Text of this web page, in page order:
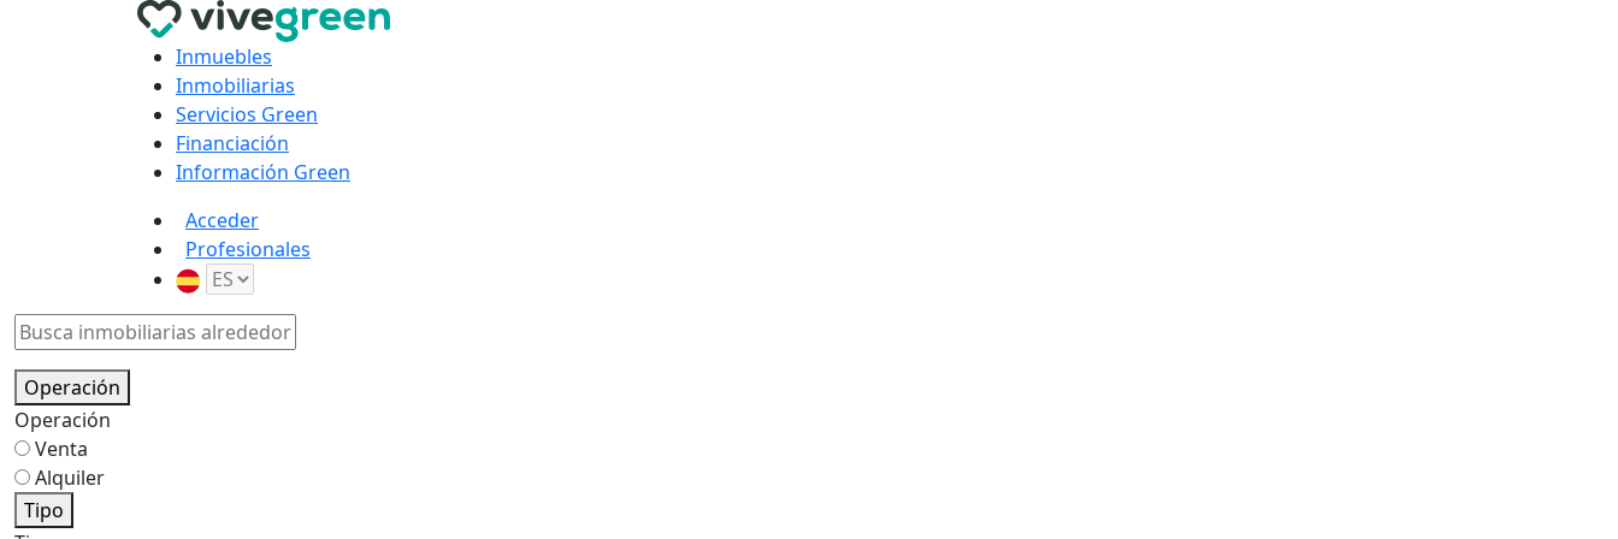
Inmuebles
Inmobiliarias
Servicios Green
Financiación
Información Green
Acceder
Profesionales
Operación
Operación
Venta
Alquiler
Tipo